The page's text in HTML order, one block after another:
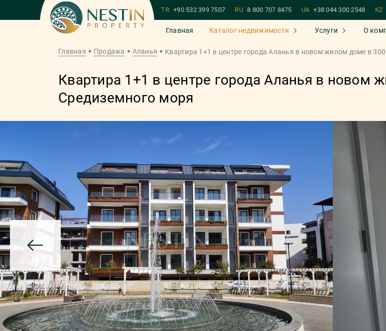
TR +90 532 399 7507 RU 8 800 707 8475 UA +38 044 300 2548 KZ
Главная Каталог недвижимости Услуги О
Главная Продажа Аланья Квартира 1+1 в центре города Аланья в новом жилом доме в
Квартира 1+1 в центре города Аланья в новом
Средиземного моря